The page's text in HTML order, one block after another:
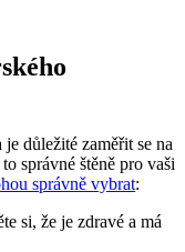
důležité zaměřit se na
správné štěně pro vaši
správně vybrat:
si, že je zdravé a má